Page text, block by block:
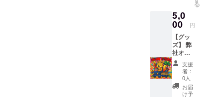
ディングで支援
をした旨をお声
掛けください。
・有効期間：
2025年９月〜
2026年８月末
る
5,0
00 円
【グッ
ズ】 弊
社オリ
ジナル
ステッ
カーと
弊社店
舗キッ
支援
者：
0人
お届
け予